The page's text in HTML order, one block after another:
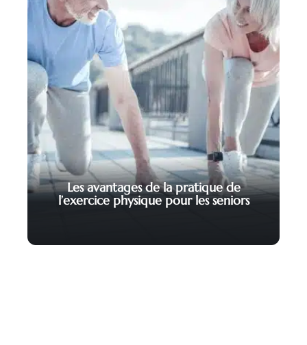
Les avantages de la pratique de
l’exercice physique pour les seniors